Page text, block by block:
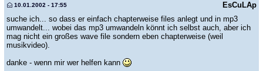
EsCuLAp
10.01.2002 - 17:55
suche ich... so dass er einfach chapterweise files anlegt und in mp3
umwandelt... wobei das mp3 umwandeln könnt ich selbst auch, aber ich
mag nicht ein großes wave file sondern eben chapterweise (weil
musikvideo).
danke - wenn mir wer helfen kann